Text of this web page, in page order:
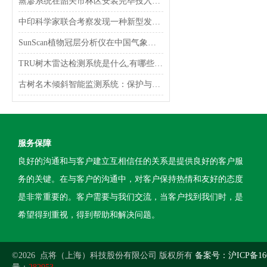
中印科学家联合考察发现一种新型发光真菌
SunScan植物冠层分析仪在中国气象局兰州干旱气象研究所完成调试
TRU树木雷达检测系统是什么,有哪些功能特点?
古树名木倾斜智能监测系统：保护与监测并重的创新技术
服务保障
良好的沟通和与客户建立互相信任的关系是提供良好的客户服
务的关键。在与客户的沟通中，对客户保持热情和友好的态度
是非常重要的。客户需要与我们交流，当客户找到我们时，是
希望得到重视，得到帮助和解决问题。
©2026 点将（上海）科技股份有限公司 版权所有 备案号：沪ICP备